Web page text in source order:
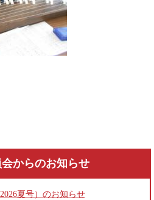
からのお知らせ
夏号）のお知らせ